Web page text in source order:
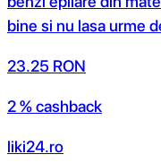
bine si nu lasa urme
23.25 RON
2 % cashback
liki24.ro